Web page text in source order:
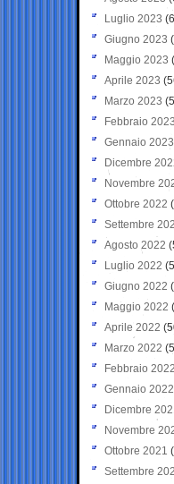
Luglio 2023
Giugno 2023
Maggio 2023
Aprile 2023
Marzo 2023
Febbraio 2023
Gennaio 2023
Dicembre
Novembre
Ottobre 2022
Settembre
Agosto 2022
Luglio 2022
Giugno 2022
Maggio 2022
Aprile 2022
Marzo 2022
Febbraio 2022
Gennaio 2022
Dicembre
Novembre
Ottobre 2021
Settembre